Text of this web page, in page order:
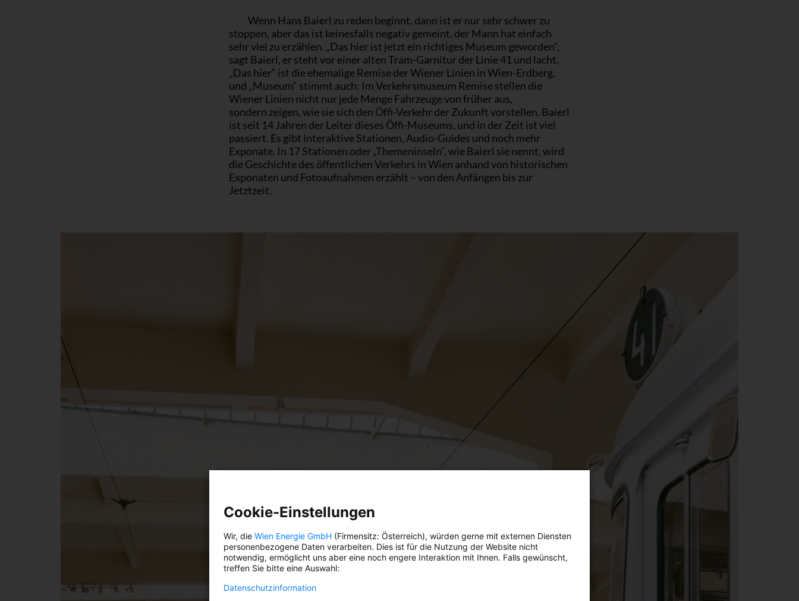
Wenn Hans Baierl zu reden beginnt, dann ist er nur sehr schwer zu
stoppen, aber das ist keinesfalls negativ gemeint, der Mann hat einfach
sehr viel zu erzählen. „Das hier ist jetzt ein richtiges Museum geworden“,
sagt Baierl, er steht vor einer alten Tram-Garnitur der Linie 41 und lacht.
„Das hier“ ist die ehemalige Remise der Wiener Linien in Wien-Erdberg,
und „Museum“ stimmt auch: Im Verkehrsmuseum Remise stellen die
Wiener Linien nicht nur jede Menge Fahrzeuge von früher aus,
sondern zeigen, wie sie sich den Öffi-Verkehr der Zukunft vorstellen. Baierl
ist seit 14 Jahren der Leiter dieses Öffi-Museums, und in der Zeit ist viel
passiert. Es gibt interaktive Stationen, Audio-Guides und noch mehr
Exponate. In 17 Stationen oder „Themeninseln“, wie Baierl sie nennt, wird
die Geschichte des öffentlichen Verkehrs in Wien anhand von historischen
Exponaten und Fotoaufnahmen erzählt – von den Anfängen bis zur
Jetztzeit.
Cookie-Einstellungen
Wir, die Wien Energie GmbH (Firmensitz: Österreich), würden gerne mit externen Diensten
personenbezogene Daten verarbeiten. Dies ist für die Nutzung der Website nicht
notwendig, ermöglicht uns aber eine noch engere Interaktion mit Ihnen. Falls gewünscht,
treffen Sie bitte eine Auswahl:
Datenschutzinformation